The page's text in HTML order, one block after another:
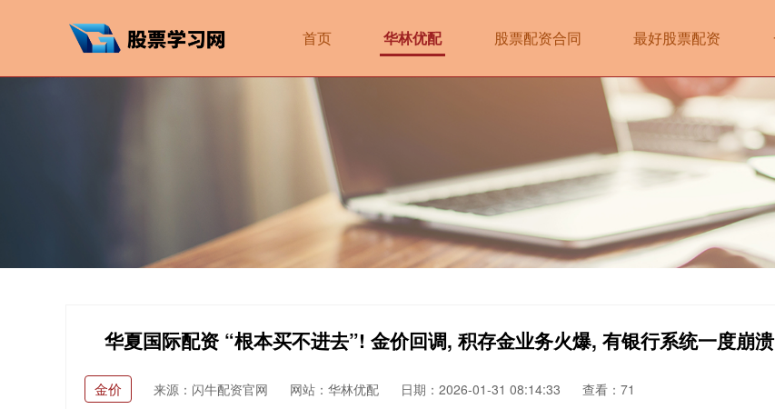
首页 华林优配 股票配资合同 最好股票配资
华夏国际配资 “根本买不进去”! 金价回调, 积存金业务火爆, 有银行系统一度崩溃
金价 来源：闪牛配资官网 网站：华林优配 日期：2026-01-31 08:14:33 查看：71